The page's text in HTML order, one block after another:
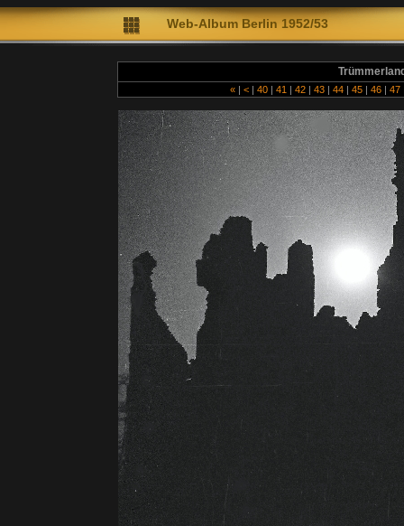
Web-Album Berlin 1952/53
« | < | 40 | 41 | 42 | 43 | 44 | 45 | 46 | 47